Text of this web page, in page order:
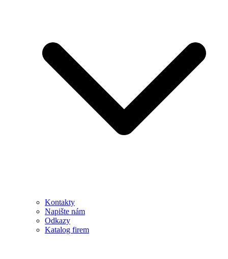
Kontakty
Napište nám
Odkazy
Katalog firem